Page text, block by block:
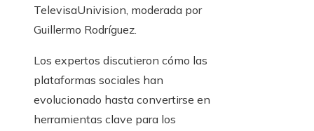
TelevisaUnivision, moderada por
Guillermo Rodríguez.
Los expertos discutieron cómo las
plataformas sociales han
evolucionado hasta convertirse en
herramientas clave para los